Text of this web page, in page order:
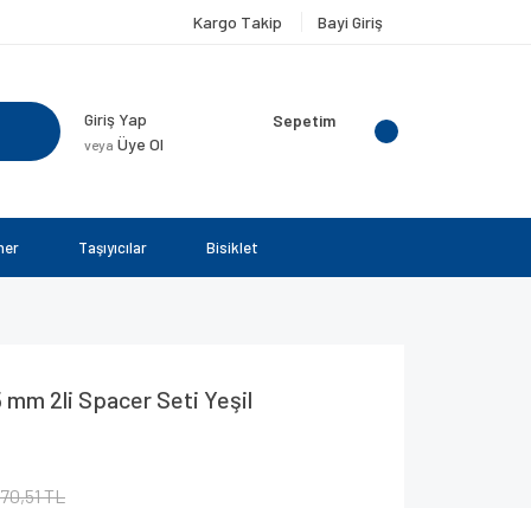
Kargo Takip Bayi Giriş
Giriş Yap
veya Üye Ol
Sepetim
Taşıyıcılar Bisiklet
mm 2li Spacer Seti Yeşil
TL